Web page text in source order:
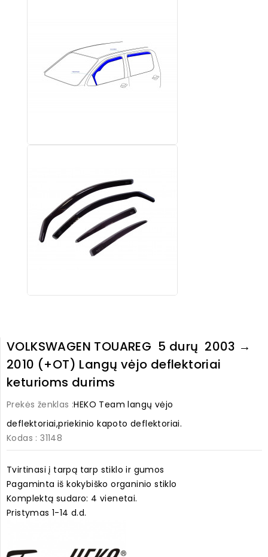
VOLKSWAGEN TOUAREG 5 durų 2003 →
2010 (+OT) Langų vėjo deflektoriai
keturioms durims
Prekės ženklas :HEKO Team langų vėjo
deflektoriai,priekinio kapoto deflektoriai.
Kodas : 31148
Tvirtinasi į tarpą tarp stiklo ir gumos
Pagaminta iš kokybiško organinio stiklo
Komplektą sudaro: 4 vienetai.
Pristymas 1-14 d.d.